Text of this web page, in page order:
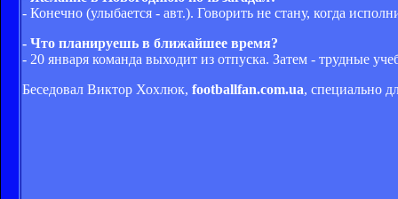
- Конечно (улыбается - авт.). Говорить не стану, когда
- Что планируешь в ближайшее время?
- 20 января команда выходит из отпуска. Затем - трудные
Беседовал Виктор Хохлюк, footballfan.com.ua, специально